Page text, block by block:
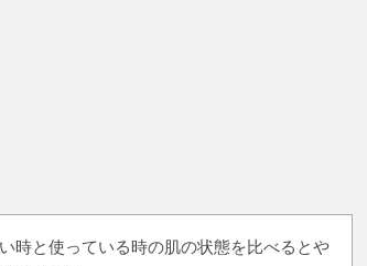
時と使っている時の肌の状態を比べるとや